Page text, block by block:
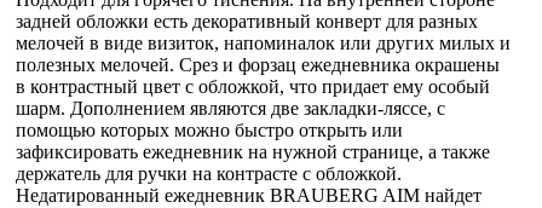
задней обложки есть декоративный конверт для разных
мелочей в виде визиток, напоминалок или других милых и
полезных мелочей. Срез и форзац ежедневника окрашены
в контрастный цвет с обложкой, что придает ему особый
шарм. Дополнением являются две закладки-ляссе, с
помощью которых можно быстро открыть или
зафиксировать ежедневник на нужной странице, а также
держатель для ручки на контрасте с обложкой.
Недатированный ежедневник BRAUBERG AIM найдет